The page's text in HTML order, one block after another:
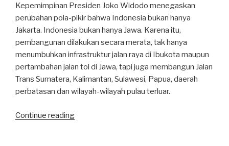
Kepemimpinan Presiden Joko Widodo menegaskan
perubahan pola-pikir bahwa Indonesia bukan hanya
Jakarta. Indonesia bukan hanya Jawa. Karena itu,
pembangunan dilakukan secara merata, tak hanya
menumbuhkan infrastruktur jalan raya di Ibukota maupun
pertambahan jalan tol di Jawa, tapi juga membangun Jalan
Trans Sumatera, Kalimantan, Sulawesi, Papua, daerah
perbatasan dan wilayah-wilayah pulau terluar.
Continue reading“Merdeka